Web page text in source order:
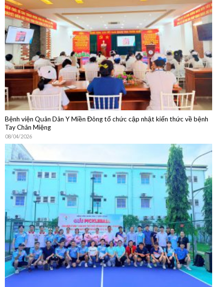
Bệnh viện Quân Dân Y Miền Đông tổ chức cập nhật kiến thức về bệnh
Tay Chân Miệng
08/04/2026